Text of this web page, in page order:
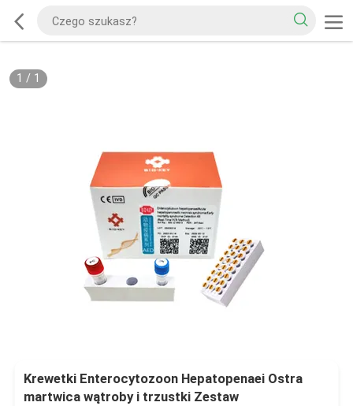
1 / 1
Krewetki Enterocytozoon Hepatopenaei Ostra
martwica wątroby i trzustki Zestaw